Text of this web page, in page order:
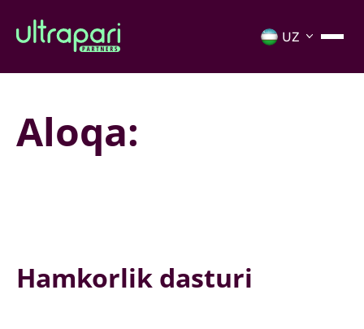
Aloqa:
Hamkorlik dasturi